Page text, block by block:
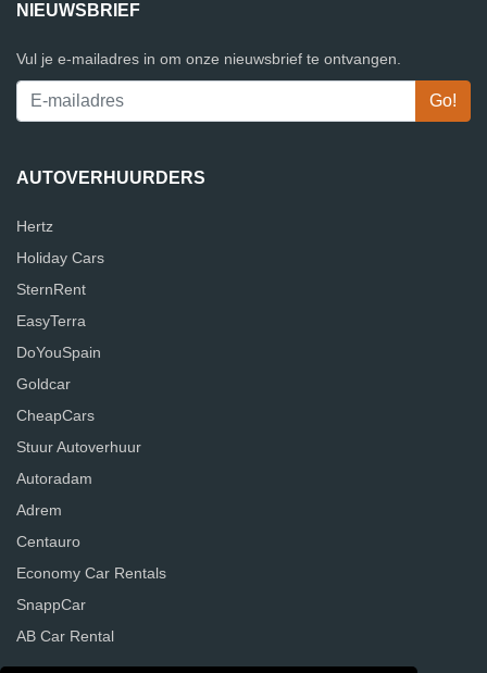
NIEUWSBRIEF
Vul je e-mailadres in om onze nieuwsbrief te ontvangen.
AUTOVERHUURDERS
Hertz
Holiday Cars
SternRent
EasyTerra
DoYouSpain
Goldcar
CheapCars
Stuur Autoverhuur
Autoradam
Adrem
Centauro
Economy Car Rentals
SnappCar
AB Car Rental